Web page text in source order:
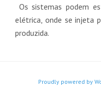
Os sistemas podem
elétrica, onde se injeta
produzida.
Proudly powered by